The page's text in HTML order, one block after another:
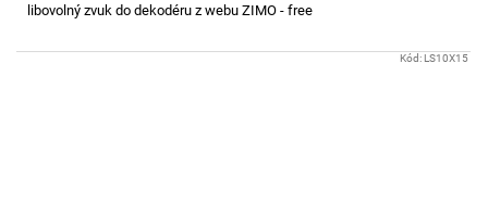
libovolný zvuk do dekodéru z webu ZIMO - free
Kód:LS10X15